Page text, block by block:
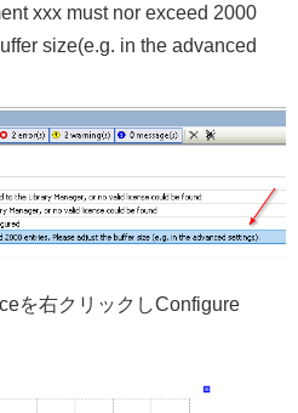
xxx must nor exceed 2000
size(e.g. in the advanced
を右クリックしConfigure